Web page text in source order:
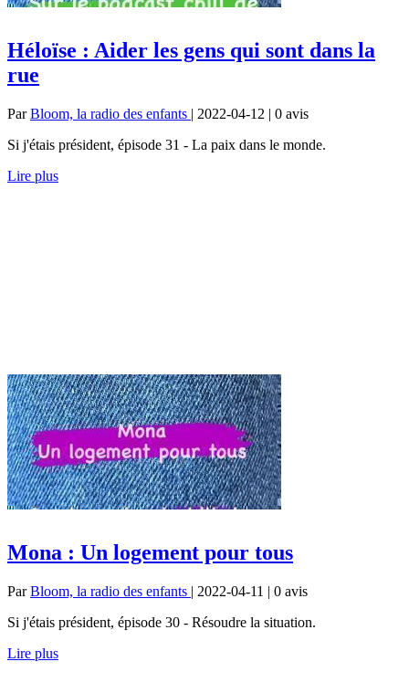
Héloïse : Aider les gens qui sont dans la
rue
ParBloom, la radio des enfants | 2022-04-12 | 0 avis
Si j'étais président, épisode 31 - La paix dans le monde.
Lire plus
Mona : Un logement pour tous
ParBloom, la radio des enfants | 2022-04-11 | 0 avis
Si j'étais président, épisode 30 - Résoudre la situation.
Lire plus